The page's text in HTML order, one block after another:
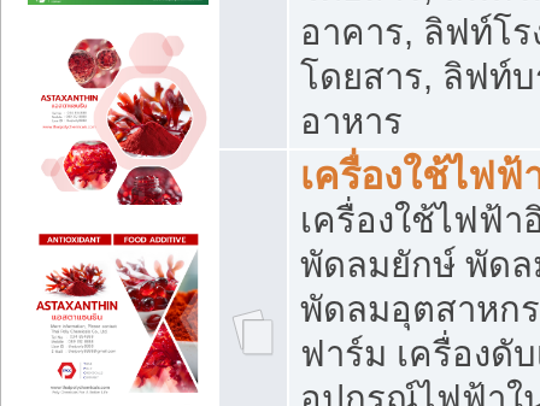
อาคาร, ลิฟท์โ
โดยสาร, ลิฟท์
อาหาร
เครื่องใช้ไฟฟ้
เครื่องใช้ไฟฟ้า
พัดลมยักษ์ พัด
พัดลมอุตสาหก
ฟาร์ม เครื่องดั